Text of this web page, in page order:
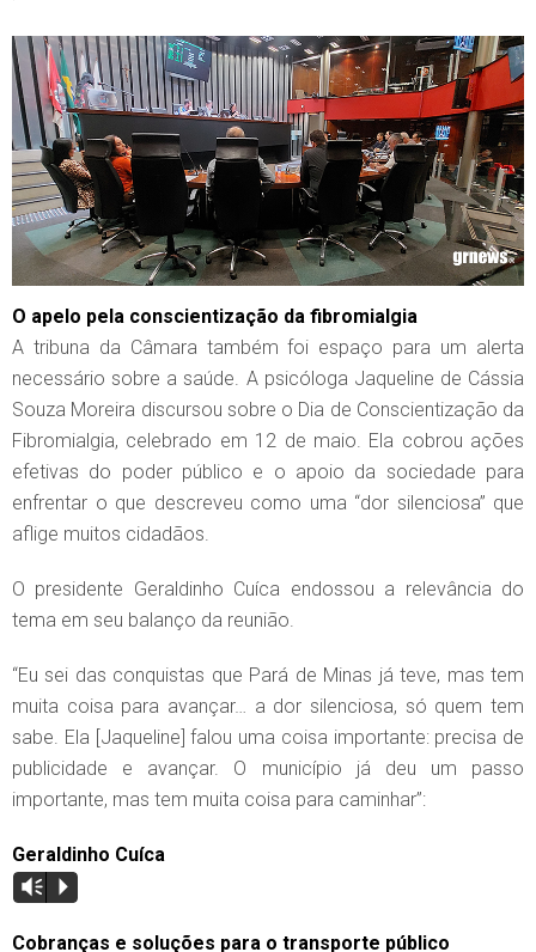
O apelo pela conscientização da fibromialgia
A tribuna da Câmara também foi espaço para um alerta
necessário sobre a saúde. A psicóloga Jaqueline de Cássia
Souza Moreira discursou sobre o Dia de Conscientização da
Fibromialgia, celebrado em 12 de maio. Ela cobrou ações
efetivas do poder público e o apoio da sociedade para
enfrentar o que descreveu como uma “dor silenciosa” que
aflige muitos cidadãos.
O presidente Geraldinho Cuíca endossou a relevância do
tema em seu balanço da reunião.
“Eu sei das conquistas que Pará de Minas já teve, mas tem
muita coisa para avançar… a dor silenciosa, só quem tem
sabe. Ela [Jaqueline] falou uma coisa importante: precisa de
publicidade e avançar. O município já deu um passo
importante, mas tem muita coisa para caminhar”:
Geraldinho Cuíca
Vm P
Cobranças e soluções para o transporte público